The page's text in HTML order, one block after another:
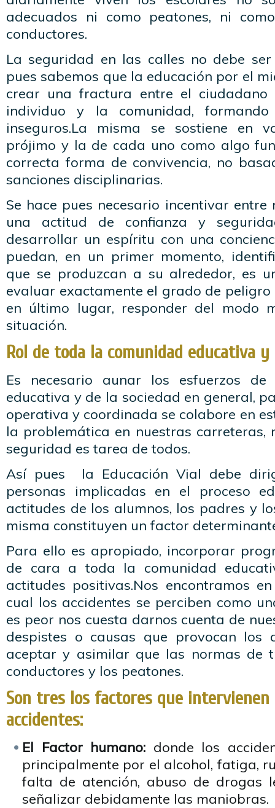
adecuados ni como peatones, ni
conductores.
La seguridad en las calles no debe
pues sabemos que la educación por el
crear una fractura entre el
individuo y la comunidad,
inseguros.La misma se sostiene en
prójimo y la de cada uno como algo
correcta forma de convivencia, no
sanciones disciplinarias.
Se hace pues necesario incentivar entre
una actitud de confianza y
desarrollar un espíritu con una
puedan, en un primer momento,
que se produzcan a su alrededor, es
evaluar exactamente el grado de peligro
en último lugar, responder del modo
situación.
Rol de toda la comunidad educativa y
Es necesario aunar los esfuerzos
educativa y de la sociedad en general,
operativa y coordinada se colabore en
la problemática en nuestras carreteras,
seguridad es tarea de todos.
Así pues la Educación Vial debe
personas implicadas en el proceso
actitudes de los alumnos, los padres y
misma constituyen un factor
Para ello es apropiado, incorporar
de cara a toda la comunidad
actitudes positivas.Nos encontramos
cual los accidentes se perciben como
es peor nos cuesta darnos cuenta de
despistes o causas que provocan los
aceptar y asimilar que las normas de
conductores y los peatones.
Son tres los factores que intervienen
accidentes:
El Factor humano: donde los
principalmente por el alcohol, fatiga,
falta de atención, abuso de drogas
señalizar debidamente las maniobras.